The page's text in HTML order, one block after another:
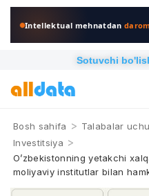
Intellektual mehnatdan
Sotuvchi
Bosh sahifa > Talabalar
Investitsiya >
O’zbekistonning yetakchi
moliyaviy institutlar bilan